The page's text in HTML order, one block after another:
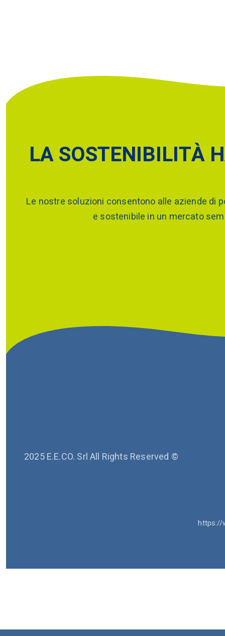
LA SOSTENIBILITÀ
Le nostre soluzioni consentono alle aziende di
e sostenibile in un mercato
2025 E.E.CO. Srl All Rights Reserved ©
https://